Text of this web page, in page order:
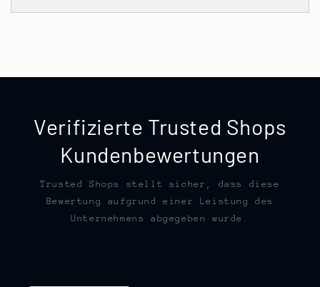
Verifizierte Trusted Shops
Kundenbewertungen
Trusted Shops stellt sicher, dass diese
Bewertung aufgrund einer Leistung des
Unternehmens abgegeben wurde.